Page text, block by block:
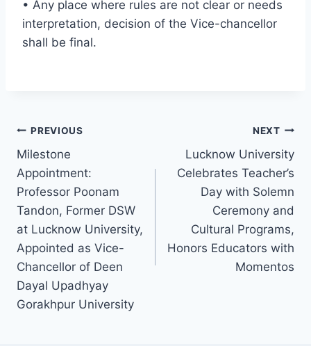
• Any place where rules are not clear or needs
interpretation, decision of the Vice-chancellor
shall be final.
Post
navigation
PREVIOUS
Milestone
Appointment:
Professor Poonam
Tandon, Former DSW
at Lucknow University,
Appointed as Vice-
Chancellor of Deen
Dayal Upadhyay
Gorakhpur University
NEXT
Lucknow University
Celebrates Teacher’s
Day with Solemn
Ceremony and
Cultural Programs,
Honors Educators with
Momentos